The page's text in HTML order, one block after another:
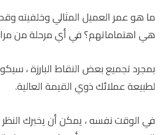
ما هو عمر العميل المثالي وخلفيته
هي اهتماماتهم؟ في أي مرحلة من
بمجرد تجميع بعض النقاط البارزة ،
لطبيعة عملائك ذوي القيمة العالية.
في الوقت نفسه ، يمكن أن يخبرك